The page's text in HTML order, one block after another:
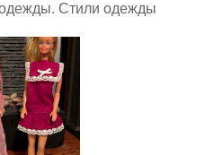
Стили одежды